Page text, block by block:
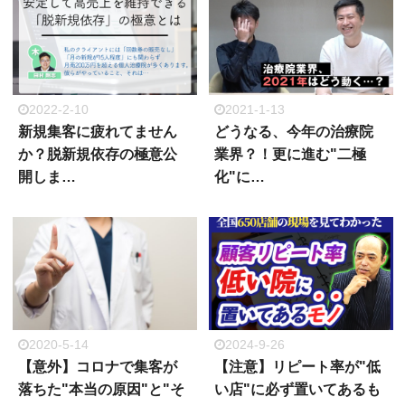
2022-2-10
新規集客に疲れてません
か？脱新規依存の極意公
開しま…
2021-1-13
どうなる、今年の治療院
業界？！更に進む"二極
化"に…
2020-5-14
【意外】コロナで集客が
落ちた"本当の原因"と"そ
2024-9-26
【注意】リピート率が"低
い店"に必ず置いてあるも